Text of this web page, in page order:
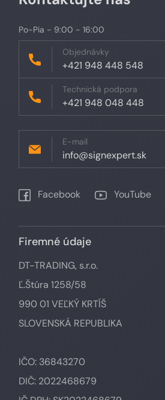
Po-Pia - 9:00 - 16:00
Objednávky
+421 948 448 548
Technická podpora
+421 948 048 448
E-mail
info@signexpert.sk
Facebook YouTube
Firemné údaje
DT-TRADING, s.r.o.
Ľ.Štúra 1258/58
990 01 VEĽKÝ KRTÍŠ
SLOVENSKÁ REPUBLIKA
IČO: 36843270
DIČ: 2022468679